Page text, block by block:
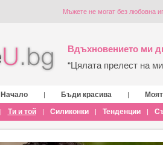
Мъжете не могат без любовна
Вдъхновението ми
“Цялата прелест на
Начало | Бъди красива |
| Ти и той | Силиконки | Тенденции |